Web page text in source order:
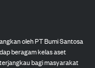
oleh PT Bumi Santosa
beragam kelas aset
bagi masyarakat